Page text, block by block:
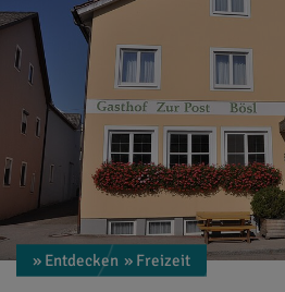
» Entdecken » Freizeit